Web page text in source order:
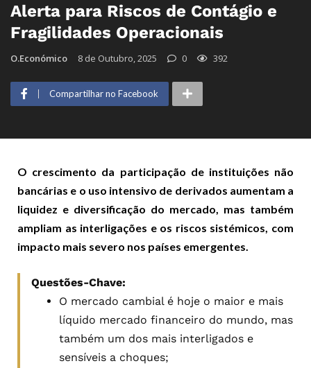
Alerta para Riscos de Contágio e
Fragilidades Operacionais
O.Económico 8 de Outubro, 2025 0 392
Compartilhar no Facebook
O crescimento da participação de instituições não
bancárias e o uso intensivo de derivados aumentam a
liquidez e diversificação do mercado, mas também
ampliam as interligações e os riscos sistémicos, com
impacto mais severo nos países emergentes.
Questões-Chave:
O mercado cambial é hoje o maior e mais
líquido mercado financeiro do mundo, mas
também um dos mais interligados e
sensíveis a choques;